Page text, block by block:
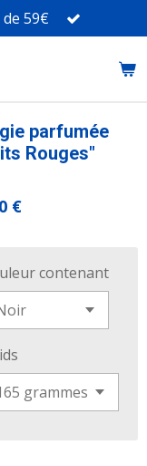
59€
parfumée
Rouges"
€
contenant